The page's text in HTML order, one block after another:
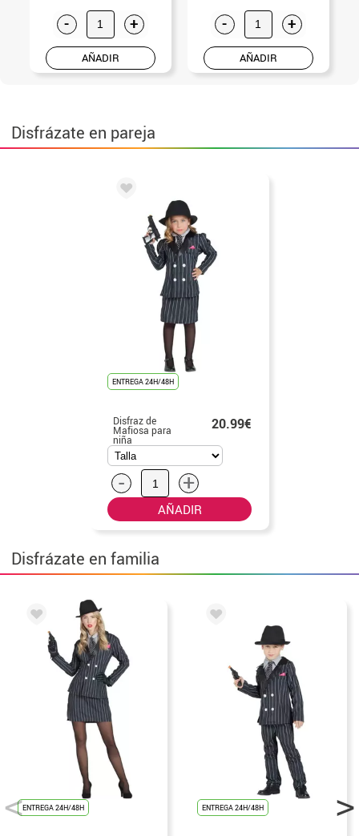
- +
AÑADIR
- +
AÑADIR
Disfrázate en pareja
ENTREGA 24H/48H
Disfraz de
Mafiosa para
niña
20.99€
- +
AÑADIR
Disfrázate en familia
ENTREGA 24H/48H ENTREGA 24H/48H